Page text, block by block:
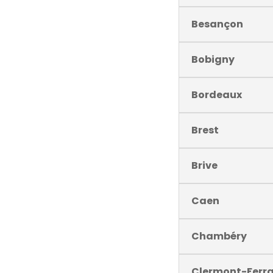
Besançon
Bobigny
Bordeaux
Brest
Brive
Caen
Chambéry